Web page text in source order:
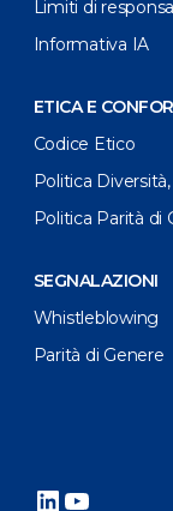
Limiti di
Informativa IA
ETICA E
Codice Etico
Politica
Politica Parità di
SEGNALAZIONI
Whistleblowing
Parità di Genere
LinkedIn
YouTube